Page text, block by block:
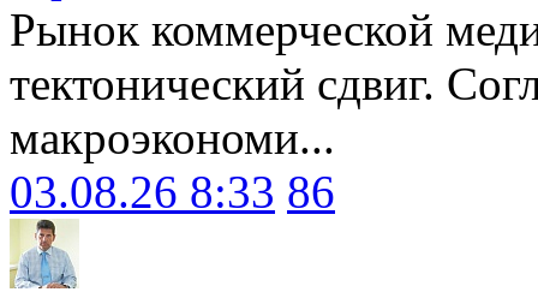
Рынок коммерческой
тектонический сдвиг.
макроэкономи...
03.08.26 8:33 86